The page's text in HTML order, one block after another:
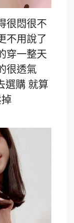
很悶很不
不用說了
穿一整天
很透氣
選購 就算